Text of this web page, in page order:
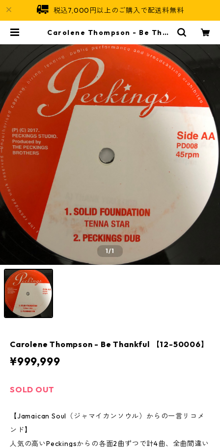
税込7,000円以上のご購入で配送料無料
Carolene Thompson - Be Than
Soul
1/1
Carolene Thompson - Be Thankful 【12-50006】
¥999,999
SOLD OUT
【Jamaican Soul（ジャマイカンソウル）からの一言リコメ
ンド】
人気の高いPeckingsからの各面2曲ずつで計4曲、全曲間違い